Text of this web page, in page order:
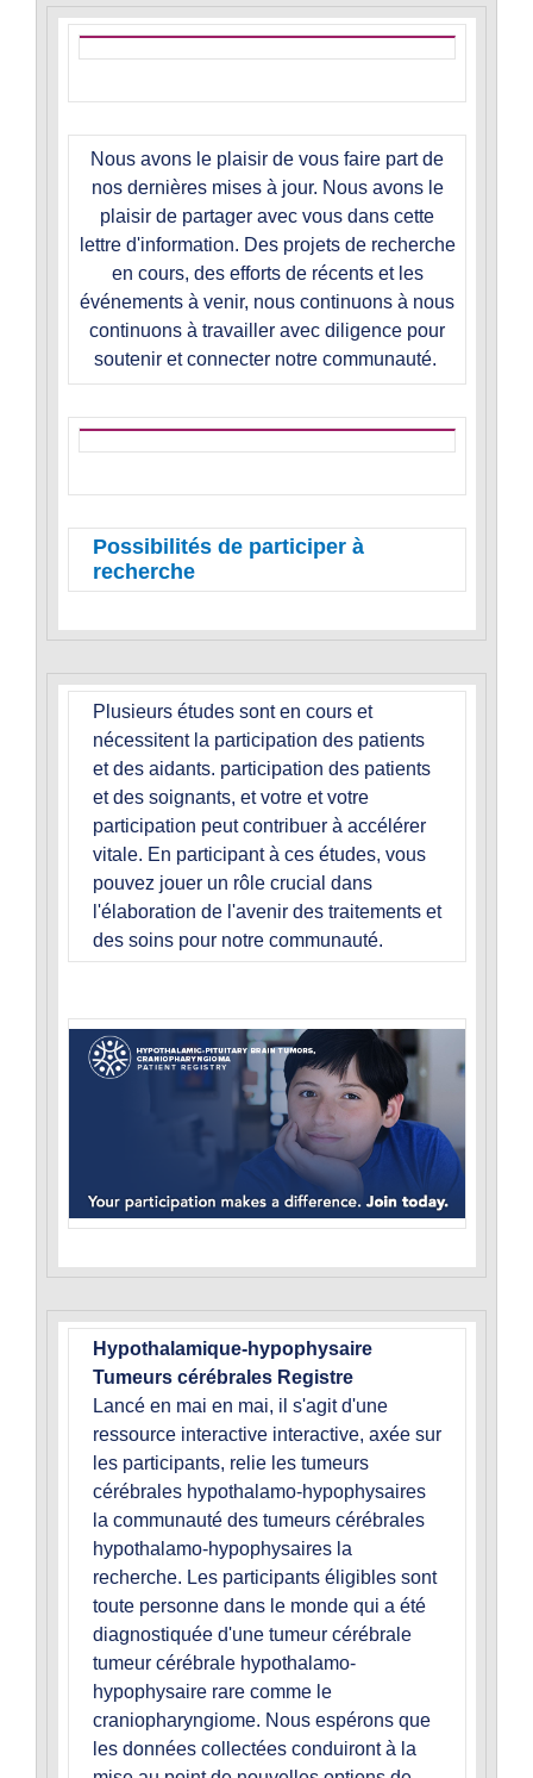
Nous avons le plaisir de vous faire part de
nos dernières mises à jour. Nous avons le
plaisir de partager avec vous dans cette
lettre d'information. Des projets de recherche
en cours, des efforts de récents et les
événements à venir, nous continuons à nous
continuons à travailler avec diligence pour
soutenir et connecter notre communauté.
Possibilités de participer à
recherche
Plusieurs études sont en cours et
nécessitent la participation des patients
et des aidants. participation des patients
et des soignants, et votre et votre
participation peut contribuer à accélérer
vitale. En participant à ces études, vous
pouvez jouer un rôle crucial dans
l'élaboration de l'avenir des traitements et
des soins pour notre communauté.
Hypothalamique-hypophysaire
Tumeurs cérébrales Registre
Lancé en mai en mai, il s'agit d'une
ressource interactive interactive, axée sur
les participants, relie les tumeurs
cérébrales hypothalamo-hypophysaires
la communauté des tumeurs cérébrales
hypothalamo-hypophysaires la
recherche. Les participants éligibles sont
toute personne dans le monde qui a été
diagnostiquée d'une tumeur cérébrale
tumeur cérébrale hypothalamo-
hypophysaire rare comme le
craniopharyngiome. Nous espérons que
les données collectées conduiront à la